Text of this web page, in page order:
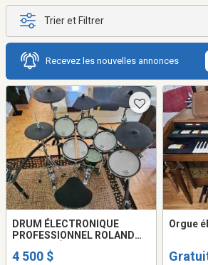
Trier et Filtrer
Recevez les nouvelles annonces
DRUM ÉLECTRONIQUE
PROFESSIONNEL ROLAND
4 500 $
Orgue